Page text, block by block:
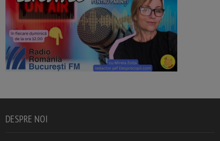
DESPRE NOI